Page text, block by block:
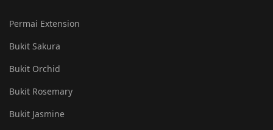
Permai Extension
Bukit Sakura
Bukit Orchid
Bukit Rosemary
Bukit Jasmine